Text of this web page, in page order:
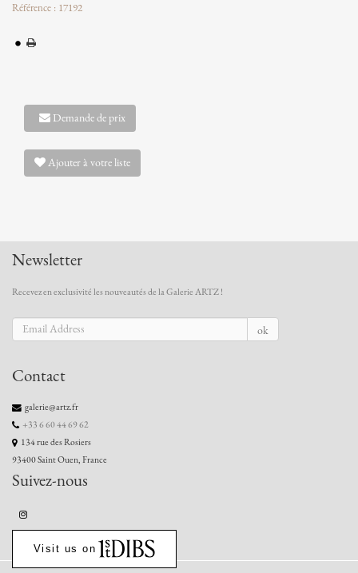
Référence : 17192
Demande de prix
Ajouter à votre liste
Newsletter
Recevez en exclusivité les nouveautés de la Galerie ARTZ !
ok
Contact
galerie@artz.fr
+33 6 60 44 69 62
134 rue des Rosiers
93400 Saint Ouen, France
Suivez-nous
Visit us on